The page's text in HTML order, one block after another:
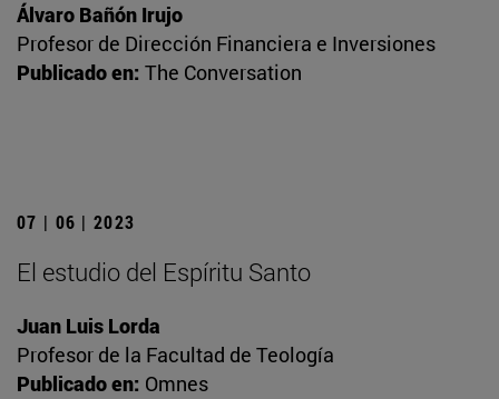
Álvaro Bañón Irujo
Profesor de Dirección Financiera e Inversiones
Publicado en: The Conversation
07 | 06 | 2023
El estudio del Espíritu Santo
Juan Luis Lorda
Profesor de la Facultad de Teología
Publicado en: Omnes